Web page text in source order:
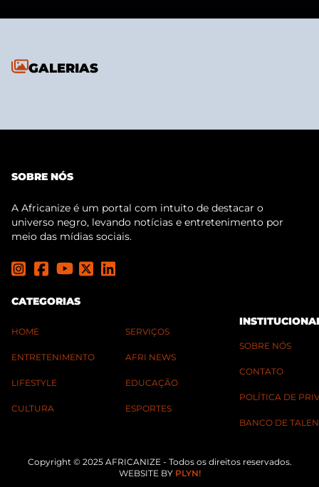
GALERIAS
SOBRE NÓS
A Africanize é um portal com intuito de destacar o
universo negro, levando notícias e entretenimento por
meio das mídias sociais.
CATEGORIAS
HOME
ENTRETENIMENTO
LIFESTYLE
CULTURA
SERVIÇOS
AFRI NEWS
EDUCAÇÃO
ESPORTES
SOBRE NÓS
CONTATO
POLÍTICA DE
BANCO DE
Copyright © 2025 AFRICANIZE - Todos os direitos reservados.
WEBSITE BY PLYN!